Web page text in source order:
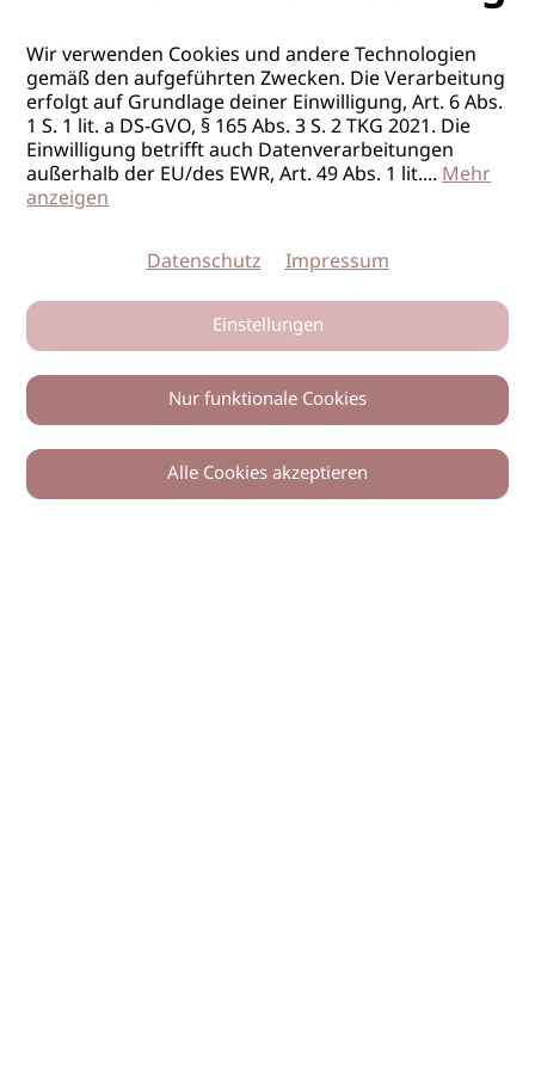
0
Wir verwenden Cookies und andere Technologien
gemäß den aufgeführten Zwecken. Die Verarbeitung
erfolgt auf Grundlage deiner Einwilligung, Art. 6 Abs.
1 S. 1 lit. a DS-GVO, § 165 Abs. 3 S. 2 TKG 2021. Die
Einwilligung betrifft auch Datenverarbeitungen
außerhalb der EU/des EWR, Art. 49 Abs. 1 lit....Mehr
anzeigen
Datenschutz Impressum
Einstellungen
Nur funktionale Cookies
Alle Cookies akzeptieren